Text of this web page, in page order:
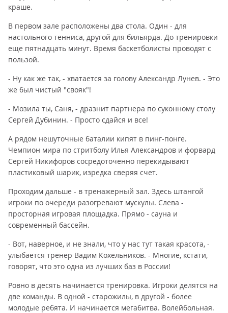
краше.
В первом зале расположены два стола. Один - для
настольного тенниса, другой для бильярда. До тренировки
еще пятнадцать минут. Время баскетболисты проводят с
пользой.
- Ну как же так, - хватается за голову Александр Лунев. - Это
же был чистый "свояк"!
- Мозила ты, Саня, - дразнит партнера по суконному столу
Сергей Дубинин. - Просто сдайся и все!
А рядом нешуточные баталии кипят в пинг-понге.
Чемпион мира по стритболу Илья Александров и форвард
Сергей Никифоров сосредоточенно перекидывают
пластиковый шарик, изредка сверяя счет.
Проходим дальше - в тренажерный зал. Здесь штангой
игроки по очереди разогревают мускулы. Слева -
просторная игровая площадка. Прямо - сауна и
современный бассейн.
- Вот, наверное, и не знали, что у нас тут такая красота, -
улыбается тренер Вадим Кохельников. - Многие, кстати,
говорят, что это одна из лучших баз в России!
Ровно в десять начинается тренировка. Игроки делятся на
две команды. В одной - старожилы, в другой - более
молодые ребята. И начинается мегабитва. Волейбольная.